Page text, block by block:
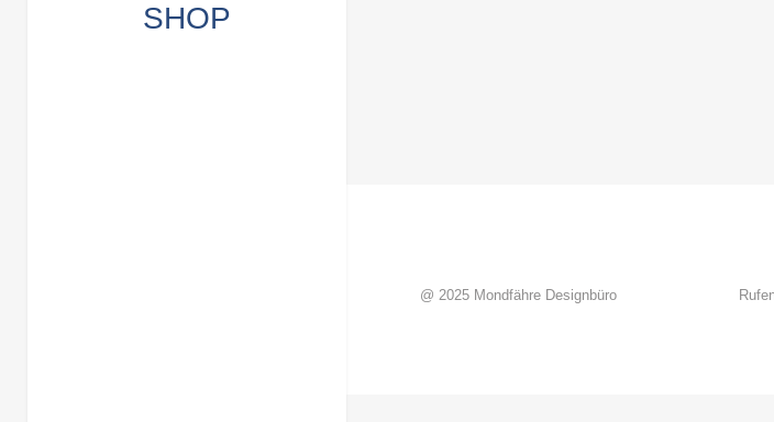
SHOP
@ 2025 Mondfähre Designbüro